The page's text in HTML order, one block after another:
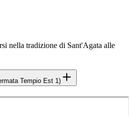
nella tradizione di Sant'Agata alle
Tempio Est 1)